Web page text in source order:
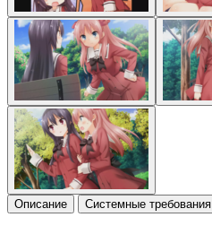
Описание Системные требования